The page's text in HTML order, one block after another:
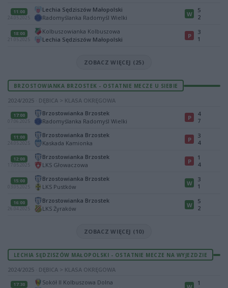
11:00
24.05.2025
Lechia Sędziszów Małopolski
Radomyślanka Radomyśl Wielki
W
5
2
18:00
21.05.2025
Kolbuszowianka Kolbuszowa
Lechia Sędziszów Małopolski
P
3
1
ZOBACZ WIĘCEJ (25)
BRZOSTOWIANKA BRZOSTEK - OSTATNIE MECZE U SIEBIE
2024/2025 · DĘBICA > KLASA OKRĘGOWA
17:00
07.06.2025
Brzostowianka Brzostek
Radomyślanka Radomyśl Wielki
P
4
7
11:00
24.05.2025
Brzostowianka Brzostek
Kaskada Kamionka
P
3
4
12:00
17.05.2025
Brzostowianka Brzostek
LKS Głowaczowa
P
1
4
15:00
03.05.2025
Brzostowianka Brzostek
LKS Pustków
W
3
1
16:00
26.04.2025
Brzostowianka Brzostek
LKS Żyraków
W
5
2
ZOBACZ WIĘCEJ (10)
LECHIA SĘDZISZÓW MAŁOPOLSKI - OSTATNIE MECZE NA WYJEZDZIE
2024/2025 · DĘBICA > KLASA OKRĘGOWA
17:30
Sokół II Kolbuszowa Dolna
W
1